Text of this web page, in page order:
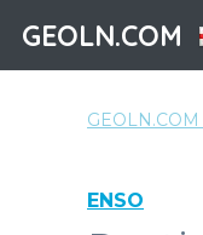
GEOLN.COM
GEOLN.COM
ENSO